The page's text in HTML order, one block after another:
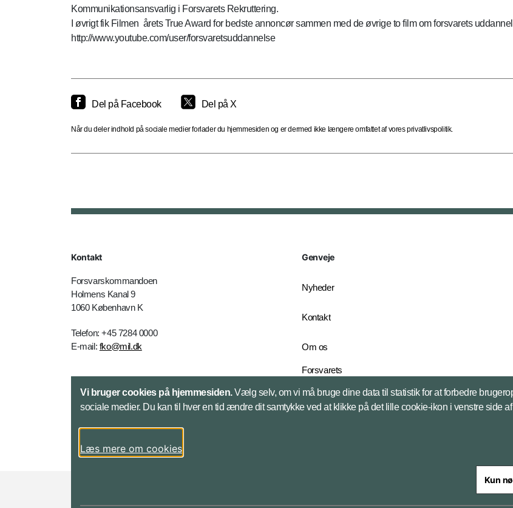
Kommunikationsansvarlig i Forsvarets Rekruttering.
I øvrigt fik Filmen årets True Award for bedste annoncør sammen med de øvrige to film om forsvarets
http://www.youtube.com/user/forsvaretsuddannelse
Del på Facebook Del på X
Når du deler indhold på sociale medier forlader du hjemmesiden og er dermed ikke længere omfattet af vores privatlivspolitik.
Kontakt
Forsvarskommandoen
Holmens Kanal 9
1060 København K
Telefon: +45 7284 0000
E-mail: fko@mil.dk
Kontakt
Genveje
Nyheder
Kontakt
Om os
Forsvarets
English Edition
Vi bruger cookies på hjemmesiden.Vælg selv, om vi må bruge dine data til statistik for at forbedre
sociale medier. Du kan til hver en tid ændre dit samtykke ved at klikke på det lille cookie-ikon i venstre side
Læs mere om cookies
Kun